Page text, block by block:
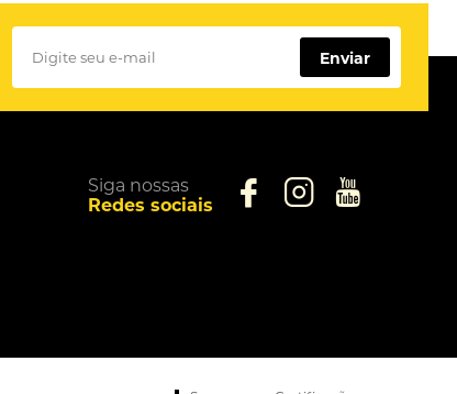
Enviar
Siga nossas
Redes sociais